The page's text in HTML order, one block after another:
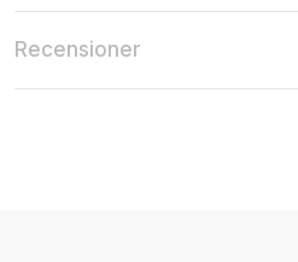
Recensioner